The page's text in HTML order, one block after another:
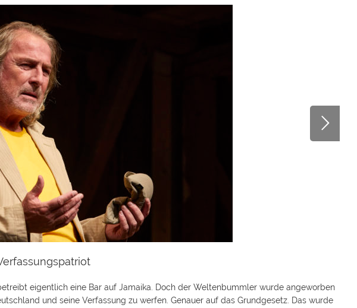
eigentlich eine Bar auf Jamaika. Doch der Weltenbummler wurde angeworben
und seine Verfassung zu werfen. Genauer auf das Grundgesetz. Das wurde